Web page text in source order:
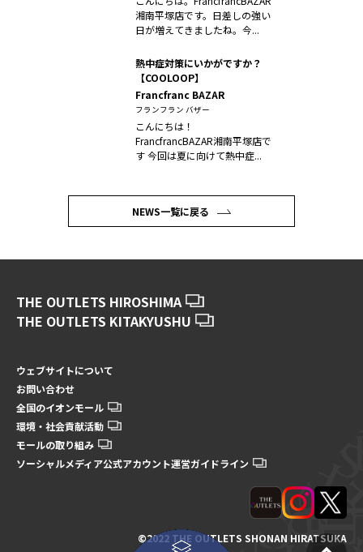
湘南平塚店です。日差しの強い
日が増えてきましたね。今...
熱中症対策にいかがですか？
【COOLOOP】
Francfranc BAZAR
フランフラン バザー
こんにちは！
FrancfrancBAZAR湘南平塚店で
す 今回は夏に向けて熱中症...
NEWS一覧に戻る
THE OUTLETS HIROSHIMA
THE OUTLETS KITAKYUSHU
ウェブサイトについて
お問い合わせ
全国のイオンモール
環境・社会貢献活動
モールの取り組み
ソーシャルメディア公式アカウント運営ガイドライン
©2022 THE OUTLETS SHONAN HIRATSUKA